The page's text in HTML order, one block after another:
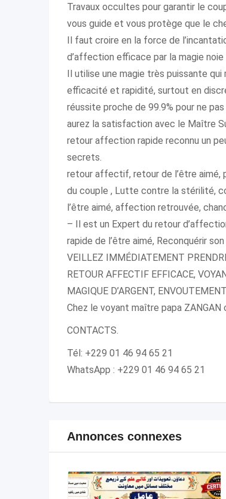
Travaux occultes pour garantir le
vous guide et vous protège que le
Il faut croire en la force de
d’affection efficace par la magie
Il utilise une magie très puissante
efficacité et rapidité, surtout en
réussite proche de 99.9% pour ne
aurez la satisfaction avec le Maître
retour affection rapide reconnu un
secrets.
retour affectif, retour de l’être aimé,
du couple , Lutte contre la stérilité,
l’être aimé, affection retrouvée,
– Il est un Expert du retour
rapide de l’être aimé, Reconquérir
VEILLEZ IMMÉDIATEMENT
RETOUR AFFECTIF EFFICACE,
MAGIQUE D’ARGENT,
Chez le voyant maître papa ZANGAN
CONTACTS.
Tél: +229 01 46 94 65 21
WhatsApp : +229 01 46 94 65 21
Annonces connexes